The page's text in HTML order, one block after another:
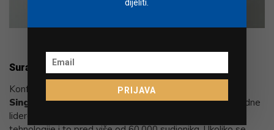
Suradnja s najvećim svjetskim fintech festivalom
Konferencija će se premijerno odvijati u suradnji sa
Singapore FinTech Festivalom, koji okupljameđunarodne
lidere iz područja financija, poslovanja, javnog sektora i
dijeliti.
PRIJAVA